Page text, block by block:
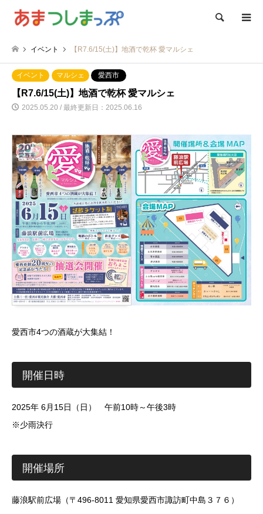
検索
イベント 【R7.6/15(土)】地酒で乾杯 愛マルシェ
イベント マルシェ 愛西市
【R7.6/15(土)】地酒で乾杯 愛マルシェ
2025.05.20 / 最終更新日：2025.06.16
愛西市4つの酒蔵が大集結！
開催日時
2025年 6月15日（日） 午前10時～午後3時
※少雨決行
開催場所
藤浪駅前広場（〒496-8011 愛知県愛西市諏訪町中島３７６）